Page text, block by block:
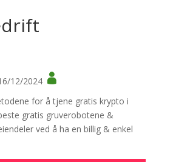
12/2024
for å tjene gratis krypto i
gratis gruverobotene &
ved å ha en billig & enkel